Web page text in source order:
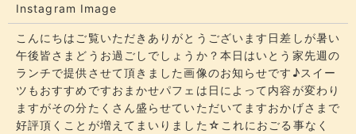
Instagram Image
こんにちはご覧いただきありがとうございます​​​日差しが暑い
午後皆さまどうお過ごしでしょうか？​​​本日はいとう家先週の
ランチで提供させて頂きました画像のお知らせです♪スイー
ツもおすすめですおまかせパフェは日によって内容が変わり
ますがその分たくさん盛らせていただいてます​​​おかげさまで
好評頂くことが増えてまいりました☆​​これにおごる事なく